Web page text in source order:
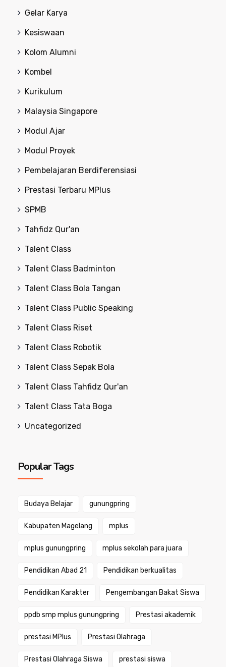
Gelar Karya
Kesiswaan
Kolom Alumni
Kombel
Kurikulum
Malaysia Singapore
Modul Ajar
Modul Proyek
Pembelajaran Berdiferensiasi
Prestasi Terbaru MPlus
SPMB
Tahfidz Qur'an
Talent Class
Talent Class Badminton
Talent Class Bola Tangan
Talent Class Public Speaking
Talent Class Riset
Talent Class Robotik
Talent Class Sepak Bola
Talent Class Tahfidz Qur'an
Talent Class Tata Boga
Uncategorized
Popular Tags
Budaya Belajar gunungpring
Kabupaten Magelang mplus
mplus gunungpring mplus sekolah para juara
Pendidikan Abad 21 Pendidikan berkualitas
Pendidikan Karakter Pengembangan Bakat Siswa
ppdb smp mplus gunungpring Prestasi akademik
prestasi MPlus Prestasi Olahraga
Prestasi Olahraga Siswa prestasi siswa